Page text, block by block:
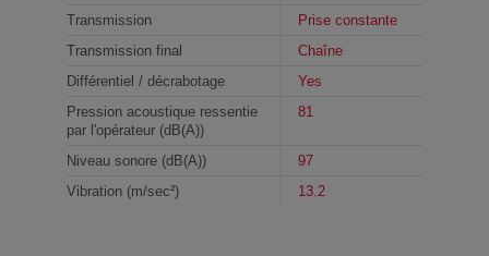
Transmission
Prise constante
Transmission final
Chaîne
Différentiel / décrabotage
Yes
Pression acoustique ressentie
par l'opérateur (dB(A))
81
Niveau sonore (dB(A))
97
Vibration (m/sec²)
13.2